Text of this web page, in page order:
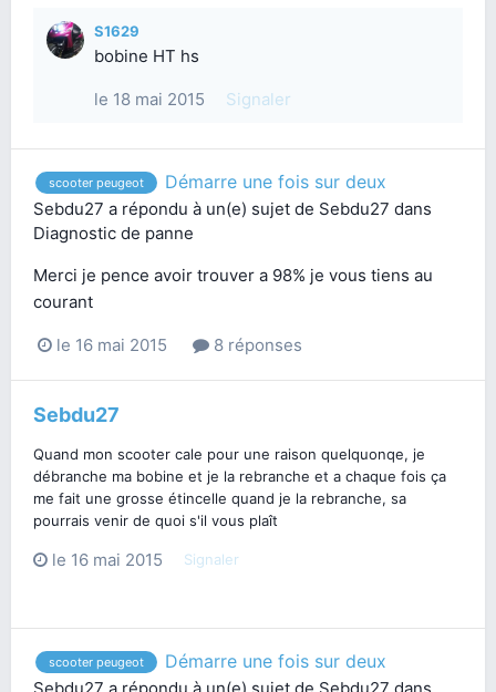
S1629
bobine HT hs
le 18 mai 2015 Signaler
scooter peugeot Démarre une fois sur deux
Sebdu27 a répondu à un(e) sujet de Sebdu27 dans
Diagnostic de panne
Merci je pence avoir trouver a 98% je vous tiens au
courant
le 16 mai 2015 8 réponses
Sebdu27
Quand mon scooter cale pour une raison quelquonqe, je
débranche ma bobine et je la rebranche et a chaque fois ça
me fait une grosse étincelle quand je la rebranche, sa
pourrais venir de quoi s'il vous plaît
le 16 mai 2015 Signaler
scooter peugeot Démarre une fois sur deux